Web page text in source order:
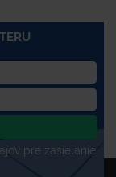
pre zasielanie